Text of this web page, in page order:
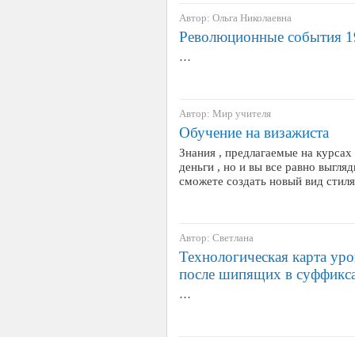
Автор: Ольга Николаевна
Революционные события
…
Автор: Мир учителя
Обучение на визажиста
Знания , предлагаемые на
деньги , но и вы все равно
сможете создать новый вид
Автор: Светлана
Технологическая карта
после шипящих в
…